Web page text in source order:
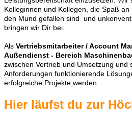
Kolleginnen und Kollegen, die Spaß
den Mund gefallen sind und
bringen wir Dir bei.
Als Vertriebsmitarbeiter / Account
Außendienst - Bereich
zwischen Vertrieb und Umsetzung und
Anforderungen funktionierende
erfolgreiche Projekte werden.
Hier läufst du zur